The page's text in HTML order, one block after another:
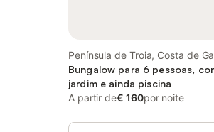
Península de Troia, Costa de
Bungalow para 6 pessoas,
jardim e ainda piscina
A partir de€ 160por noite